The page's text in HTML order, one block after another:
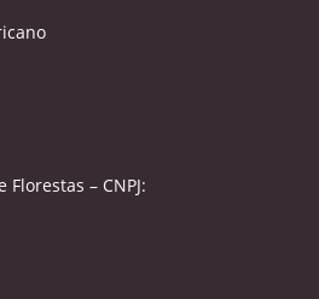
– CNPJ: